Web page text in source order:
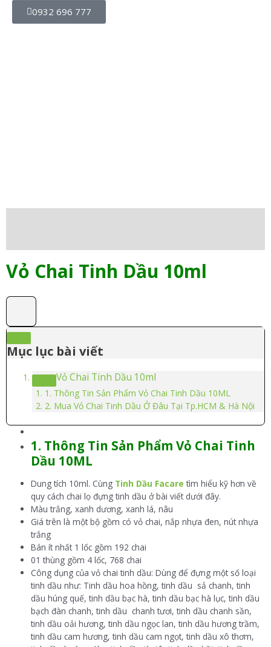
0932 696 777
Vỏ Chai Tinh Dầu 10ml
Mục lục bài viết
Vỏ Chai Tinh Dầu 10ml
1. Thông Tin Sản Phẩm Vỏ Chai Tinh Dầu 10ML
2. Mua Vỏ Chai Tinh Dầu Ở Đâu Tại Tp.HCM & Hà Nội
1. Thông Tin Sản Phẩm Vỏ Chai Tinh
Dầu 10ML
Dung tích 10ml. Cùng Tinh Dầu Facare tìm hiểu kỹ hơn về
quy cách chai lọ đựng tinh dầu ở bài viết dưới đây.
Màu trắng, xanh dương, xanh lá, nâu
Giá trên là một bộ gồm có vỏ chai, nắp nhựa đen, nút nhựa
trắng
Bán ít nhất 1 lốc gồm 192 chai
01 thùng gồm 4 lốc, 768 chai
Công dụng của vỏ chai tinh dầu: Dùng để đựng một số loại
tinh dầu như: Tinh dầu hoa hồng, tinh dầu sả chanh, tinh
dầu húng quế, tinh dầu bạc hà, tinh dầu bạc hà lục, tinh dầu
bạch đàn chanh, tinh dầu chanh tươi, tinh dầu chanh sần,
tinh dầu oải hương, tinh dầu ngọc lan, tinh dầu hương trầm,
tinh dầu cam hương, tinh dầu cam ngọt, tinh dầu xô thơm,